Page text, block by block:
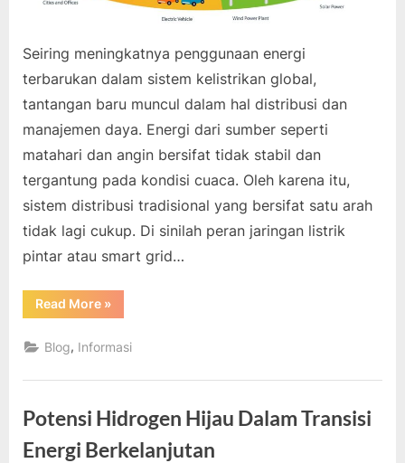
Seiring meningkatnya penggunaan energi
terbarukan dalam sistem kelistrikan global,
tantangan baru muncul dalam hal distribusi dan
manajemen daya. Energi dari sumber seperti
matahari dan angin bersifat tidak stabil dan
tergantung pada kondisi cuaca. Oleh karena itu,
sistem distribusi tradisional yang bersifat satu arah
tidak lagi cukup. Di sinilah peran jaringan listrik
pintar atau smart grid…
Read More“Jaringan
Listrik
Dukung
Distribusi
Terbarukan”
»
Blog, Informasi
Potensi Hidrogen Hijau Dalam Transisi
Energi Berkelanjutan